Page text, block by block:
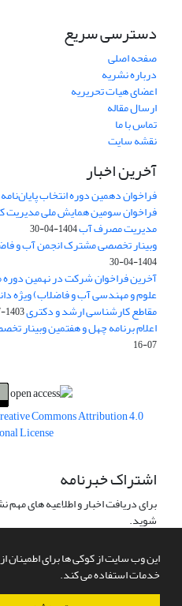
این وب سایت از کوکی ها برای اطمینان
خدمات استفاده می کند.
دسترسی سریع
صفحه اصلی
درباره نشریه
اعضای هیات تحریریه
ارسال مقاله
تماس با ما
نقشه سایت
آخرین اخبار
فراخوان دهمین دوره انتخاب
فراخوان سومین همایش ملی مدیریت
مدیریت مصرف آب1404-04-30
وبینار تخصصی مشترک انجمن آب و
1404-04-30
آخرین فراخوان شرکت در نهمین دوره
مقاطع کارشناسی ارشد و دکتری1403-07-16
اعلام برنامه چهل و هفتمین وبینار
07-16
Commons Attribution 4.0
License
اشتراک خبرنامه
برای دریافت اخبار و اطلاعیه های
شوید.